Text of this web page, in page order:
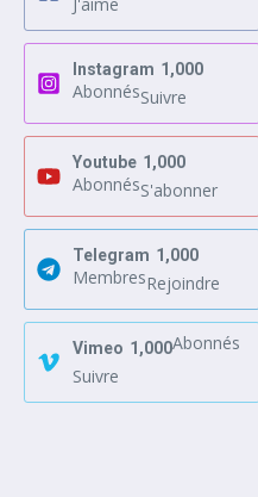
Instagram 1,000
AbonnésSuivre
Youtube 1,000
AbonnésS'abonner
Telegram 1,000
MembresRejoindre
Vimeo 1,000Abonnés
Suivre